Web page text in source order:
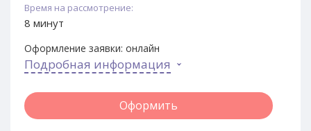
Время на рассмотрение:
8 минут
Оформление заявки: онлайн
Подробная информация
Оформить